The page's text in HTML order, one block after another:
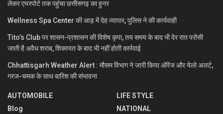
लेकर एयरपोर्ट तक पहुंचा छत्तीसगढ़ का हुनर
Wellness Spa Center की आड़ में देह व्यापार, पुलिस ने की कार्यवाही
Tito’s Club पर शासन-प्रशासन की विशेष कृपा, तय समय के बाद भी देर रात परोसी
जाती है अवैध शराब, शिकायत के बाद भी नहीं होती कार्रवाई
Chhattisgarh Weather Alert : मौसम विभाग ने जारी किया ऑरेंज और येलो अलर्ट,
गरज-चमक के साथ बारिश की संभावना
AUTOMOBILE
Blog
LIFE STYLE
NATIONAL